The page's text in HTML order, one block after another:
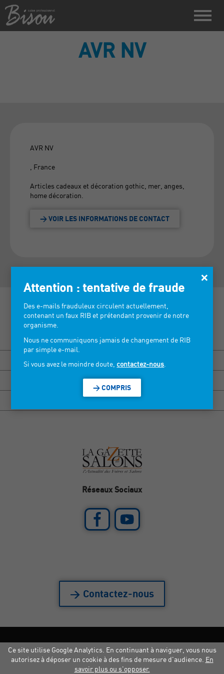
Ce site utilise Google Analytics. En continuant à naviguer, vous nous
autorisez à déposer un cookie à des fins de mesure d'audience. En
savoir plus ou s'opposer.
AVR NV
AVR NV
, France
Articles cadeaux et décoration gothic, mer, anges,
home décoration.
> VOIR LES INFORMATIONS DE CONTACT
Découvrez nos salons >
BISOU MARSEILLE
HEXAGONE RENNES
HEXAGONE GRENOBLE
Réseaux Sociaux
> Contactez-nous
Mentions légales|Crédits|Copyright
×
Attention : tentative de fraude
Des e-mails frauduleux circulent actuellement,
contenant un faux RIB et prétendant provenir de notre
organisme.
Nous ne communiquons jamais de changement de RIB
par simple e-mail.
Si vous avez le moindre doute, contactez-nous
> COMPRIS